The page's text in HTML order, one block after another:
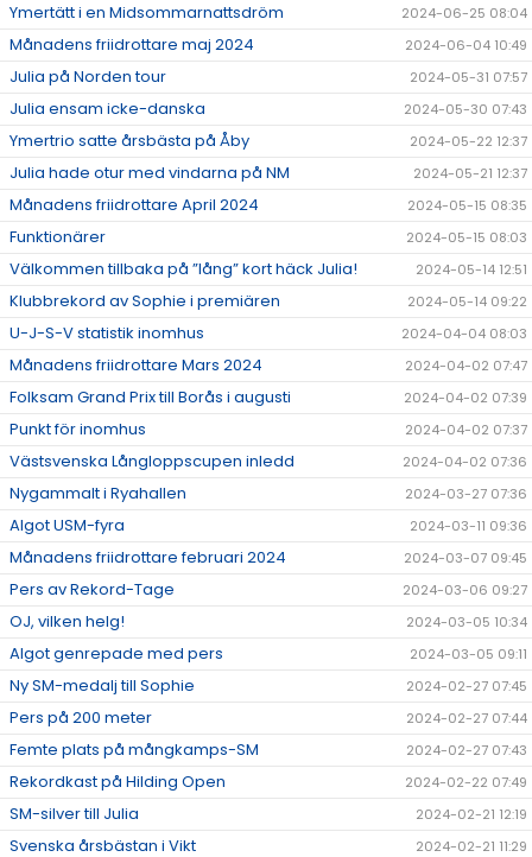
Ymertätt i en Midsommarnattsdröm 2024-06-25 08:04
Månadens friidrottare maj 2024 2024-06-04 10:49
Julia på Norden tour 2024-05-31 07:57
Julia ensam icke-danska 2024-05-30 07:43
Ymertrio satte årsbästa på Åby 2024-05-22 12:37
Julia hade otur med vindarna på NM 2024-05-21 12:37
Månadens friidrottare April 2024 2024-05-15 08:35
Funktionärer 2024-05-15 08:03
Välkommen tillbaka på ”lång” kort häck Julia! 2024-05-14 12:51
Klubbrekord av Sophie i premiären 2024-05-14 09:22
U-J-S-V statistik inomhus 2024-04-04 08:03
Månadens friidrottare Mars 2024 2024-04-02 07:47
Folksam Grand Prix till Borås i augusti 2024-04-02 07:39
Punkt för inomhus 2024-04-02 07:37
Västsvenska Långloppscupen inledd 2024-04-02 07:36
Nygammalt i Ryahallen 2024-03-27 07:36
Algot USM-fyra 2024-03-11 09:36
Månadens friidrottare februari 2024 2024-03-07 09:45
Pers av Rekord-Tage 2024-03-06 09:27
OJ, vilken helg! 2024-03-05 10:34
Algot genrepade med pers 2024-03-05 09:11
Ny SM-medalj till Sophie 2024-02-27 07:45
Pers på 200 meter 2024-02-27 07:44
Femte plats på mångkamps-SM 2024-02-27 07:43
Rekordkast på Hilding Open 2024-02-22 07:49
SM-silver till Julia 2024-02-21 12:19
Svenska årsbästan i Vikt 2024-02-21 11:29